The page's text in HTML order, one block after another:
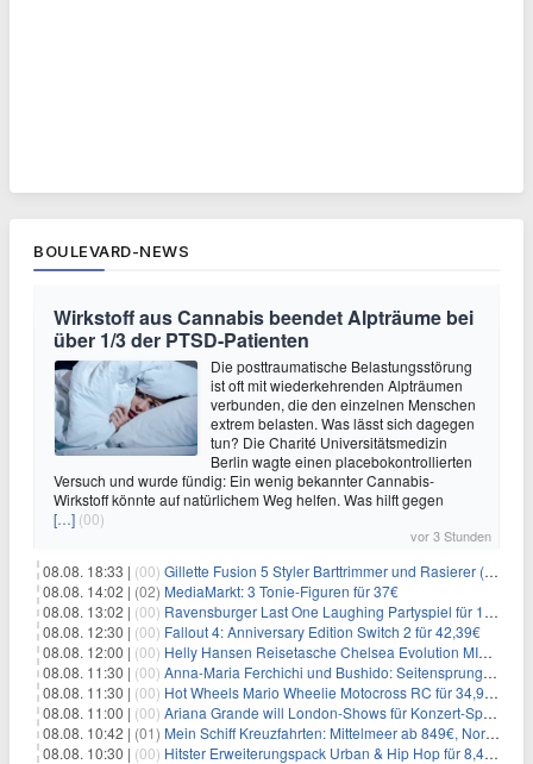
BOULEVARD-NEWS
Wirkstoff aus Cannabis beendet Alpträume bei
über 1/3 der PTSD-Patienten
Die posttraumatische Belastungsstörung
ist oft mit wiederkehrenden Alpträumen
verbunden, die den einzelnen Menschen
extrem belasten. Was lässt sich dagegen
tun? Die Charité Universitätsmedizin
Berlin wagte einen placebokontrollierten
Versuch und wurde fündig: Ein wenig bekannter Cannabis-
Wirkstoff könnte auf natürlichem Weg helfen. Was hilft gegen
[…] (00)
vor 3 Stunden
08.08. 18:33 | (00) Gillette Fusion 5 Styler Barttrimmer und Rasierer (All in One) für 16€
08.08. 14:02 | (02) MediaMarkt: 3 Tonie-Figuren für 37€
08.08. 13:02 | (00) Ravensburger Last One Laughing Partyspiel für 14,04€
08.08. 12:30 | (00) Fallout 4: Anniversary Edition Switch 2 für 42,39€
08.08. 12:00 | (00) Helly Hansen Reisetasche Chelsea Evolution MID 54L für 29,99€
08.08. 11:30 | (00) Anna-Maria Ferchichi und Bushido: Seitensprung wäre kein Trennungsgrund
08.08. 11:30 | (00) Hot Wheels Mario Wheelie Motocross RC für 34,99€
08.08. 11:00 | (00) Ariana Grande will London-Shows für Konzert-Special filmen
08.08. 10:42 | (01) Mein Schiff Kreuzfahrten: Mittelmeer ab 849€, Norwegen ab 999€ p.P.
08.08. 10:30 | (00) Hitster Erweiterungspack Urban & Hip Hop für 8,49€